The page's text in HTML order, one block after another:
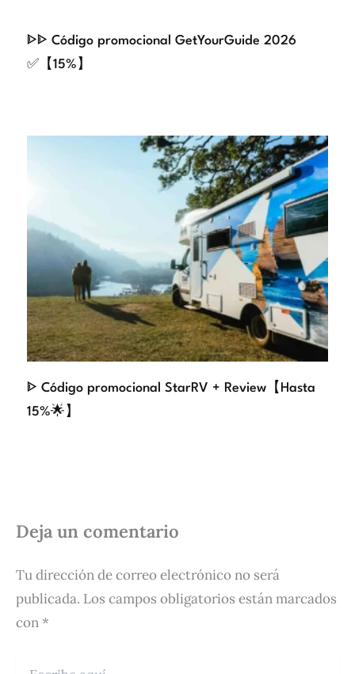
ᐈᐈ Código promocional GetYourGuide 2026
✅【15%】
ᐈ Código promocional StarRV + Review【Hasta
15%🌟】
Deja un comentario
Tu dirección de correo electrónico no será
publicada. Los campos obligatorios están marcados
con*